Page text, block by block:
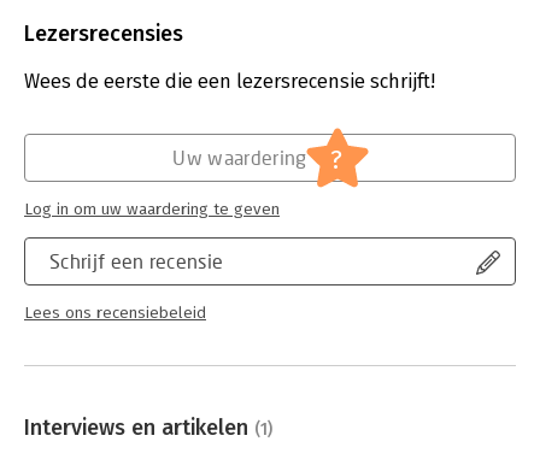
Bestandsformaat:
Uitgever:
Uitgeverij Haystack
Hoofdrubriek: Persoonlijke effectiviteit
Lezersrecensies
Wees de eerste die een lezersrecensie schrijft!
Schrijf een recensie
Lees ons recensiebeleid
Uw waardering ?
Log in om uw waardering te geven
Interviews en artikelen (1)